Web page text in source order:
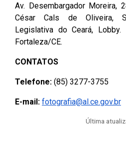
Av. Desembargador Moreira,
César Cals de Oliveira,
Legislativa do Ceará, Lobby.
Fortaleza/CE.
CONTATOS
Telefone: (85) 3277-3755
E-mail: fotografia@al.ce.gov.br
Última